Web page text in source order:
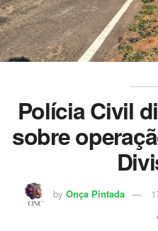
Polícia Civil
sobre
by Onça Pintada